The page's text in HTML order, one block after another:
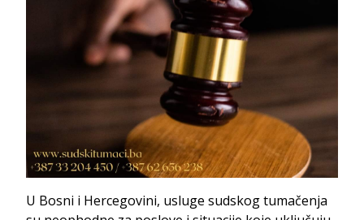
U Bosni i Hercegovini, usluge sudskog tumačenja